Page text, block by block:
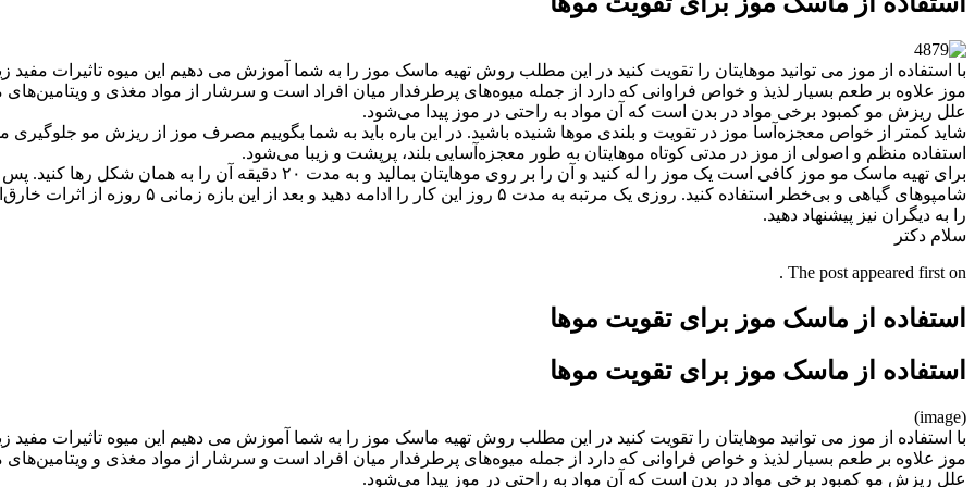
با استفاده از موز می توانید موهایتان را تقویت کنید در این مطلب روش تهیه ماسک موز را به شما آموزش می دهیم این میوه تاثیرات مفید
علل ریزش مو کمبود برخی مواد در بدن است که آن مواد به راحتی در موز پیدا می‌شود.
شاید کمتر از خواص معجزه‌آسا موز در تقویت و بلندی موها شنیده باشید. در این باره باید به شما بگوییم مصرف موز از ریزش مو
استفاده منظم و اصولی از موز در مدتی کوتاه موهایتان به طور معجزه‌آسایی بلند، پرپشت و زیبا می‌شود.
شامپوهای گیاهی و بی‌خطر استفاده کنید. روزی
را به دیگران نیز پیشنهاد دهید.
سلام دکتر
The post appeared first on .
استفاده از ماسک موز برای تقویت موها
استفاده از ماسک موز برای تقویت موها
(image)
با استفاده از موز می توانید موهایتان را تقویت کنید در این مطلب روش تهیه ماسک موز را به شما آموزش می دهیم این میوه تاثیرات مفید
علل ریزش مو کمبود برخی مواد در بدن است که آن مواد به راحتی در موز پیدا می‌شود.